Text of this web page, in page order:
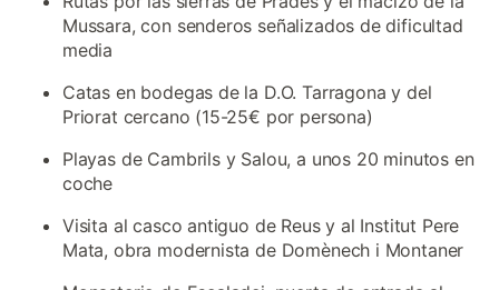
Mussara, con senderos señalizados de dificultad
media
Catas en bodegas de la D.O. Tarragona y del
Priorat cercano (15-25€ por persona)
Playas de Cambrils y Salou, a unos 20 minutos en
coche
Visita al casco antiguo de Reus y al Institut Pere
Mata, obra modernista de Domènech i Montaner